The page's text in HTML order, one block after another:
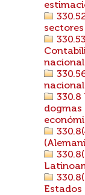
nacional
330.8
dogmas
Estados